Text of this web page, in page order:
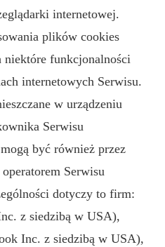
internetowej.
plików cookies
niektóre funkcjonalności
internetowych Serwisu.
w urządzeniu
Serwisu
być również przez
Serwisu
dotyczy to firm:
z siedzibą w USA),
Inc. z siedzibą w USA),